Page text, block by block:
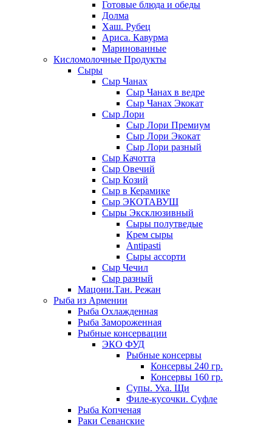
Готовые блюда и обеды
Долма
Хаш. Рубец
Ариса. Кавурма
Маринованные
Кисломолочные Продукты
Сыры
Сыр Чанах
Сыр Чанах в ведре
Сыр Чанах Экокат
Сыр Лори
Сыр Лори Премиум
Сыр Лори Экокат
Сыр Лори разный
Сыр Качотта
Сыр Овечий
Сыр Козий
Сыр в Керамике
Сыр ЭКОТАВУШ
Сыры Эксклюзивный
Сыры полутведые
Крем сыры
Antipasti
Сыры ассорти
Сыр Чечил
Сыр разный
Мацони.Тан. Режан
Рыба из Армении
Рыба Охлажденная
Рыба Замороженная
Рыбные консервации
ЭКО ФУД
Рыбные консервы
Консервы 240 гр.
Консервы 160 гр.
Супы. Уха. Щи
Филе-кусочки. Суфле
Рыба Копченая
Раки Севанские